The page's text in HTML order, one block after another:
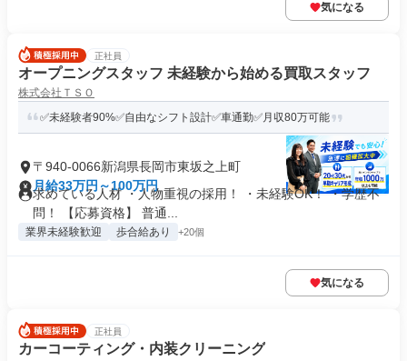
気になる
正社員
オープニングスタッフ 未経験から始める買取スタッフ
株式会社ＴＳＯ
✅未経験者90%✅自由なシフト設計✅車通勤✅月収80万可能
〒940-0066新潟県長岡市東坂之上町
月給33万円～100万円
求めている人材 ・人物重視の採用！ ・未経験OK！ ・学歴不
問！ 【応募資格】 普通...
業界未経験歓迎 歩合給あり +20個
気になる
正社員
カーコーティング・内装クリーニング